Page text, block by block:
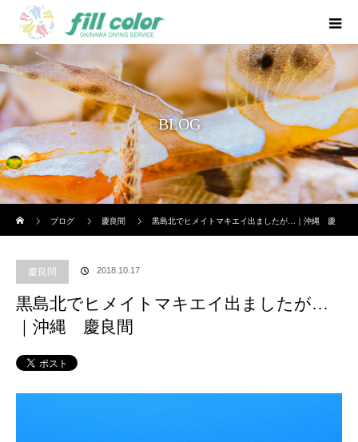
BLOG
ブログ
慶良間 黒島北でヒメイトマキエイ出ましたが…｜沖縄 慶
慶良間 2018.10.17
黒島北でヒメイトマキエイ出ましたが…
｜沖縄 慶良間